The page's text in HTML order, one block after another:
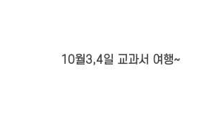
10월3,4일 교과서 여행~